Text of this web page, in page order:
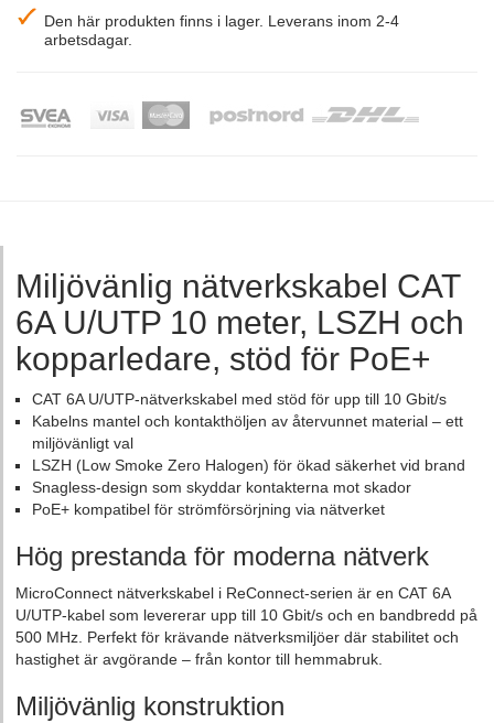
Den här produkten finns i lager. Leverans inom 2-4
arbetsdagar.
Miljövänlig nätverkskabel CAT
6A U/UTP 10 meter, LSZH och
kopparledare, stöd för PoE+
CAT 6A U/UTP-nätverkskabel med stöd för upp till 10 Gbit/s
Kabelns mantel och kontakthöljen av återvunnet material – ett
miljövänligt val
LSZH (Low Smoke Zero Halogen) för ökad säkerhet vid brand
Snagless-design som skyddar kontakterna mot skador
PoE+ kompatibel för strömförsörjning via nätverket
Hög prestanda för moderna nätverk
MicroConnect nätverkskabel i ReConnect-serien är en CAT 6A
U/UTP-kabel som levererar upp till 10 Gbit/s och en bandbredd på
500 MHz. Perfekt för krävande nätverksmiljöer där stabilitet och
hastighet är avgörande – från kontor till hemmabruk.
Miljövänlig konstruktion